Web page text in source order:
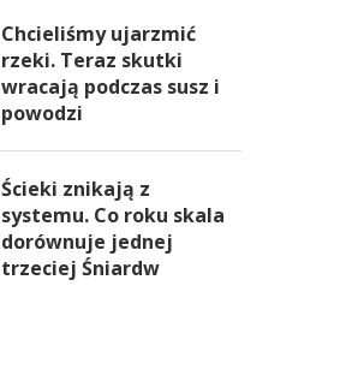
Chcieliśmy ujarzmić
rzeki. Teraz skutki
wracają podczas susz i
powodzi
Ścieki znikają z
systemu. Co roku skala
dorównuje jednej
trzeciej Śniardw